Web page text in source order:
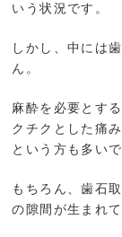
いう状況です。
しかし、中には
ん。
麻酔を必要とす
クチクとした痛
という方も多いで
もちろん、歯石
の隙間が生まれ